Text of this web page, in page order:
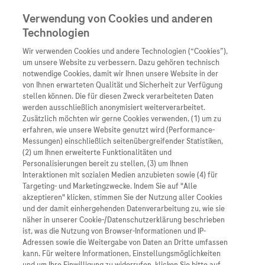
Unternehmen
Übersicht
Wer wir sind
Was uns antreibt
Unsere Standorte
Roche Stories
Events
Innovation
Übersicht
Forschung
Personalisierte
Digitalisierung
Blog Zukunftslabor
Übersicht
Unser Service für
Informationen zu
Diagnostik ist
Klinische Studien
Arzneimittel
Übersicht
Arzneimittel A-Z
Roche Pipeline
Roche Fachportal
Diagnostik
Kontakt
Presse
Karriere
Viele medizinische Entscheidungen basieren
Verwendung von Cookies und anderen
Technologien
Wir verwenden Cookies und andere Technologien (“Cookies”),
um unsere Website zu verbessern. Dazu gehören technisch
notwendige Cookies, damit wir Ihnen unsere Website in der
von Ihnen erwarteten Qualität und Sicherheit zur Verfügung
stellen können. Die für diesen Zweck verarbeiteten Daten
werden ausschließlich anonymisiert weiterverarbeitet.
Zusätzlich möchten wir gerne Cookies verwenden, (1) um zu
erfahren, wie unsere Website genutzt wird (Performance-
Messungen) einschließlich seitenübergreifender Statistiken,
(2) um Ihnen erweiterte Funktionalitäten und
Personalisierungen bereit zu stellen, (3) um Ihnen
Interaktionen mit sozialen Medien anzubieten sowie (4) für
Targeting- und Marketingzwecke. Indem Sie auf "Alle
akzeptieren" klicken, stimmen Sie der Nutzung aller Cookies
und der damit einhergehenden Datenverarbeitung zu, wie sie
näher in unserer Cookie-/Datenschutzerklärung beschrieben
ist, was die Nutzung von Browser-Informationen und IP-
Adressen sowie die Weitergabe von Daten an Dritte umfassen
kann. Für weitere Informationen, Einstellungsmöglichkeiten